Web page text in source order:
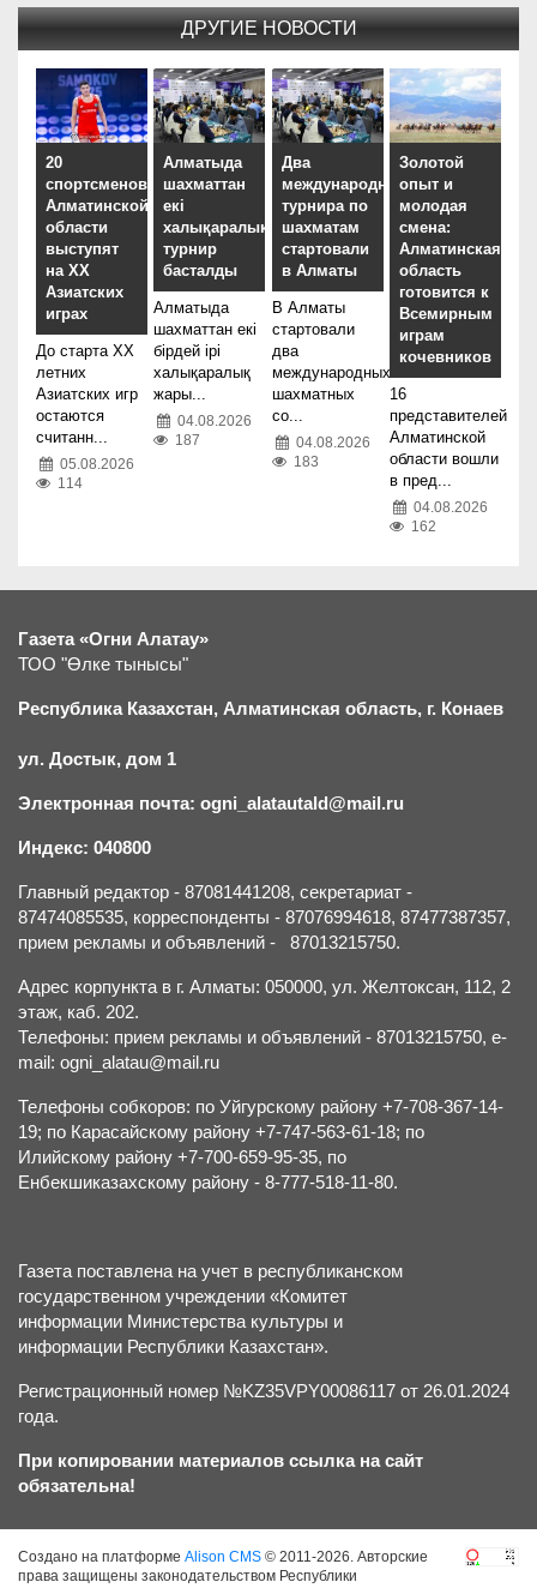
ДРУГИЕ НОВОСТИ
20
спортсменов
Алматинской
области
выступят
на XX
Азиатских
играх
До старта XX
летних
Азиатских игр
остаются
считанн...
05.08.2026
114
Алматыда
шахматтан
екі
халықаралық
турнир
басталды
Алматыда
шахматтан екі
бірдей ірі
халықаралық
жары...
04.08.2026
187
Два
международных
турнира по
шахматам
стартовали
в Алматы
В Алматы
стартовали
два
международных
шахматных
со...
04.08.2026
183
Золотой
опыт и
молодая
смена:
Алматинская
область
готовится к
Всемирным
играм
кочевников
16
представителей
Алматинской
области вошли
в пред...
04.08.2026
162
Газета «Огни Алатау»
ТОО "Өлке тынысы"
Республика Казахстан, Алматинская область, г. Конаев
ул. Достык, дом 1
Электронная почта: ogni_alatautald@mail.ru
Индекс: 040800
Главный редактор - 87081441208, секретариат -
87474085535, корреспонденты - 87076994618, 87477387357,
прием рекламы и объявлений - 87013215750.
Адрес корпункта в г. Алматы: 050000, ул. Желтоксан, 112, 2
этаж, каб. 202.
Телефоны: прием рекламы и объявлений - 87013215750, e-
mail: ogni_alatau@mail.ru
Телефоны собкоров: по Уйгурскому району +7-708-367-14-
19; по Карасайскому району +7-747-563-61-18; по
Илийскому району +7-700-659-95-35, по
Енбекшиказахскому району - 8-777-518-11-80.
Газета поставлена на учет в республиканском
государственном учреждении «Комитет
информации Министерства культуры и
информации Республики Казахстан».
Регистрационный номер №KZ35VPY00086117 от 26.01.2024
года.
При копировании материалов ссылка на сайт
обязательна!
Создано на платформе Alison CMS © 2011-2026. Авторские
права защищены законодательством Республики